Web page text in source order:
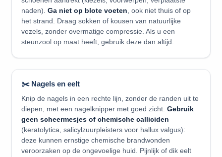
naden). Ga niet op blote voeten, ook niet thuis of op
het strand. Draag sokken of kousen van natuurlijke
vezels, zonder overmatige compressie. Als u een
steunzool op maat heeft, gebruik deze dan altijd.
✂️ Nagels en eelt
Knip de nagels in een rechte lijn, zonder de randen uit te
diepen, met een nagelknipper met goed zicht. Gebruik
geen scheermesjes of chemische calliciden
(keratolytica, salicylzuurpleisters voor hallux valgus):
deze kunnen ernstige chemische brandwonden
veroorzaken op de ongevoelige huid. Pijnlijk of dik eelt